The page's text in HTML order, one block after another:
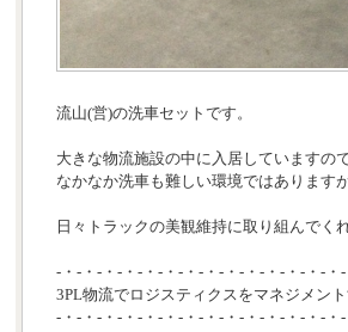
流山(営)の洗車セットです。
大きな物流施設の中に入居していますの
なかなか洗車も難しい環境ではあります
日々トラックの美観維持に取り組んでく
-・-・-・-・-・-・-・-・-・-・-・-・-・-・
3PL物流でロジスティクスをマネジメント
-・-・-・-・-・-・-・-・-・-・-・-・-・-・